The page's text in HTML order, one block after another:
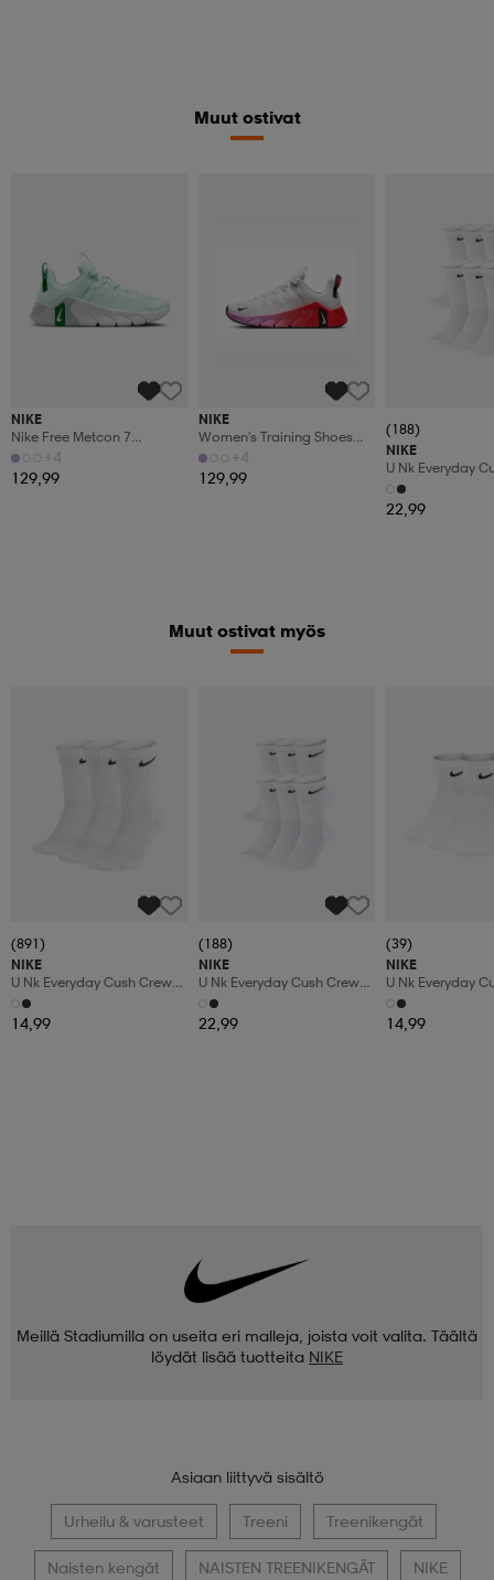
Muut ostivat
NIKE
Nike Free Metcon 7
Women's Workout
+4
129,99
NIKE
Women's Training Shoes
Free Metcon 7
+4
129,99
(188)
NIKE
U Nk Everyday
6pr-Bd
22,99
Muut ostivat myös
(891)
NIKE
U Nk Everyday Cush Crew
3pr
14,99
(188)
NIKE
U Nk Everyday Cush Crew
6pr-Bd
22,99
(39)
NIKE
U Nk Everyday
3pr
14,99
Meillä Stadiumilla on useita eri malleja, joista voit valita. Täältä
löydät lisää tuotteita NIKE
Asiaan liittyvä sisältö
Urheilu & varusteet Treeni Treenikengät
Naisten kengät NAISTEN TREENIKENGÄT NIKE